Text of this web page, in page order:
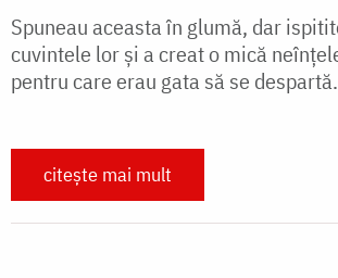
Spuneau aceasta în glumă, dar
cuvintele lor și a creat o mică
pentru care erau gata să se despartă.
citește mai mult